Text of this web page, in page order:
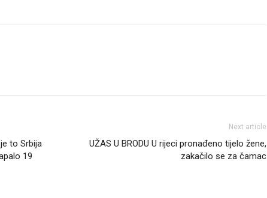
to Srbija
19
Next article
UŽAS U BRODU U rijeci pronađeno tijelo žene,
zakačilo se za čamac